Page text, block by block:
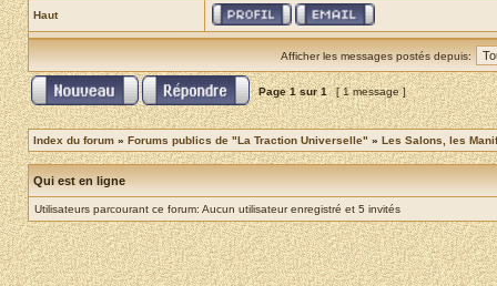
Haut
Afficher les messages postés depuis:
Page1sur1 [ 1 message ]
Index du forum » Forums publics de "La Traction Universelle" » Les Salons, les
Qui est en ligne
Utilisateurs parcourant ce forum: Aucun utilisateur enregistré et 5 invités